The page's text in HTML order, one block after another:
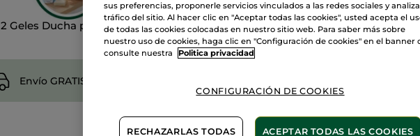
2 Geles Ducha por 10,99€ 1 + 1 GRATIS Formato viaje Outlet
Envío GRATIS a partir de 20€
sus preferencias, proponerle servicios vinculados a las redes sociales y
tráfico del sitio. Al hacer clic en "Aceptar todas las cookies", usted acepta el
de todas las cookies colocadas en nuestro sitio web. Para saber más sobre
nuestro uso de cookies, haga clic en "Configuración de cookies" en el banner
consulte nuestra
Politica privacidad
CONFIGURACIÓN DE COOKIES
RECHAZARLAS TODAS ACEPTAR TODAS LAS COOKIES